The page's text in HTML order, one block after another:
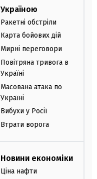
Україною
Ракетні обстріли
Карта бойових дій
Мирні переговори
Повітряна тривога в
Україні
Масована атака по
Україні
Вибухи у Росії
Втрати ворога
Новини економіки
Ціна нафти